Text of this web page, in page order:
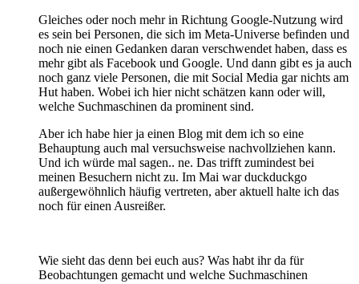
Gleiches oder noch mehr in Richtung Google-Nutzung wird
es sein bei Personen, die sich im Meta-Universe befinden und
noch nie einen Gedanken daran verschwendet haben, dass es
mehr gibt als Facebook und Google. Und dann gibt es ja auch
noch ganz viele Personen, die mit Social Media gar nichts am
Hut haben. Wobei ich hier nicht schätzen kann oder will,
welche Suchmaschinen da prominent sind.
Aber ich habe hier ja einen Blog mit dem ich so eine
Behauptung auch mal versuchsweise nachvollziehen kann.
Und ich würde mal sagen.. ne. Das trifft zumindest bei
meinen Besuchern nicht zu. Im Mai war duckduckgo
außergewöhnlich häufig vertreten, aber aktuell halte ich das
noch für einen Ausreißer.
Wie sieht das denn bei euch aus? Was habt ihr da für
Beobachtungen gemacht und welche Suchmaschinen